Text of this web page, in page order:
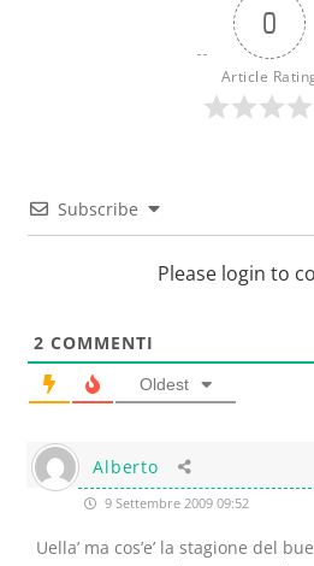
0
Article
Subscribe
Please login to
2 COMMENTI
Oldest
Alberto
9 Settembre 2009 09:52
Uella’ ma cos’e’ la stagione del